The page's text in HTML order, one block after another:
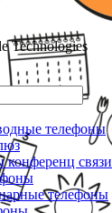
Technologies
телефоны
конференц связи
телефоны